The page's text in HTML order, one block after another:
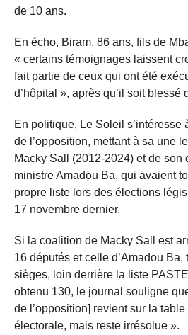
de 10 ans.
En écho, Biram, 86 ans, fils de
« certains témoignages laissent
fait partie de ceux qui ont été
d’hôpital », après qu’il soit blessé
En politique, Le Soleil s’intéresse
de l’opposition, mettant à sa une
Macky Sall (2012-2024) et de son
ministre Amadou Ba, qui avaient
propre liste lors des élections
17 novembre dernier.
Si la coalition de Macky Sall est
16 députés et celle d’Amadou Ba,
sièges, loin derrière la liste
obtenu 130, le journal souligne
de l’opposition] revient sur la
électorale, mais reste irrésolue ».